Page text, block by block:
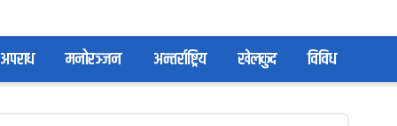
अपराध मनोरञ्जन अन्तर्राष्ट्रिय खेलकुद विविध